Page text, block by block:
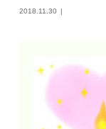
2018.11.30